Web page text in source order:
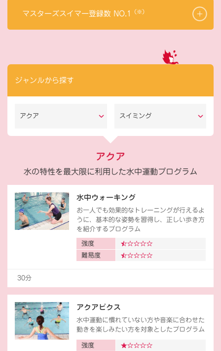
マスターズスイマー登録数 NO.1 （※）
ジャンルから探す
アクア スイミング
アクア
水の特性を最大限に利用した水中運動プログラム
水中ウォーキング
お一人でも効果的なトレーニングが行えるよ
うに、基本的な姿勢を習得し、正しい歩き方
を紹介するプログラム
強度
難易度
30分
アクアビクス
水中運動に慣れていない方や音楽に合わせた
動きを楽しみたい方を対象としたプログラム
強度